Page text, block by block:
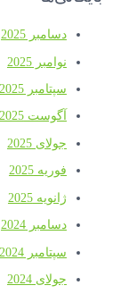
دسامبر 2025
نوامبر 2025
سپتامبر 2025
آگوست 2025
جولای 2025
فوریه 2025
ژانویه 2025
دسامبر 2024
سپتامبر 2024
جولای 2024